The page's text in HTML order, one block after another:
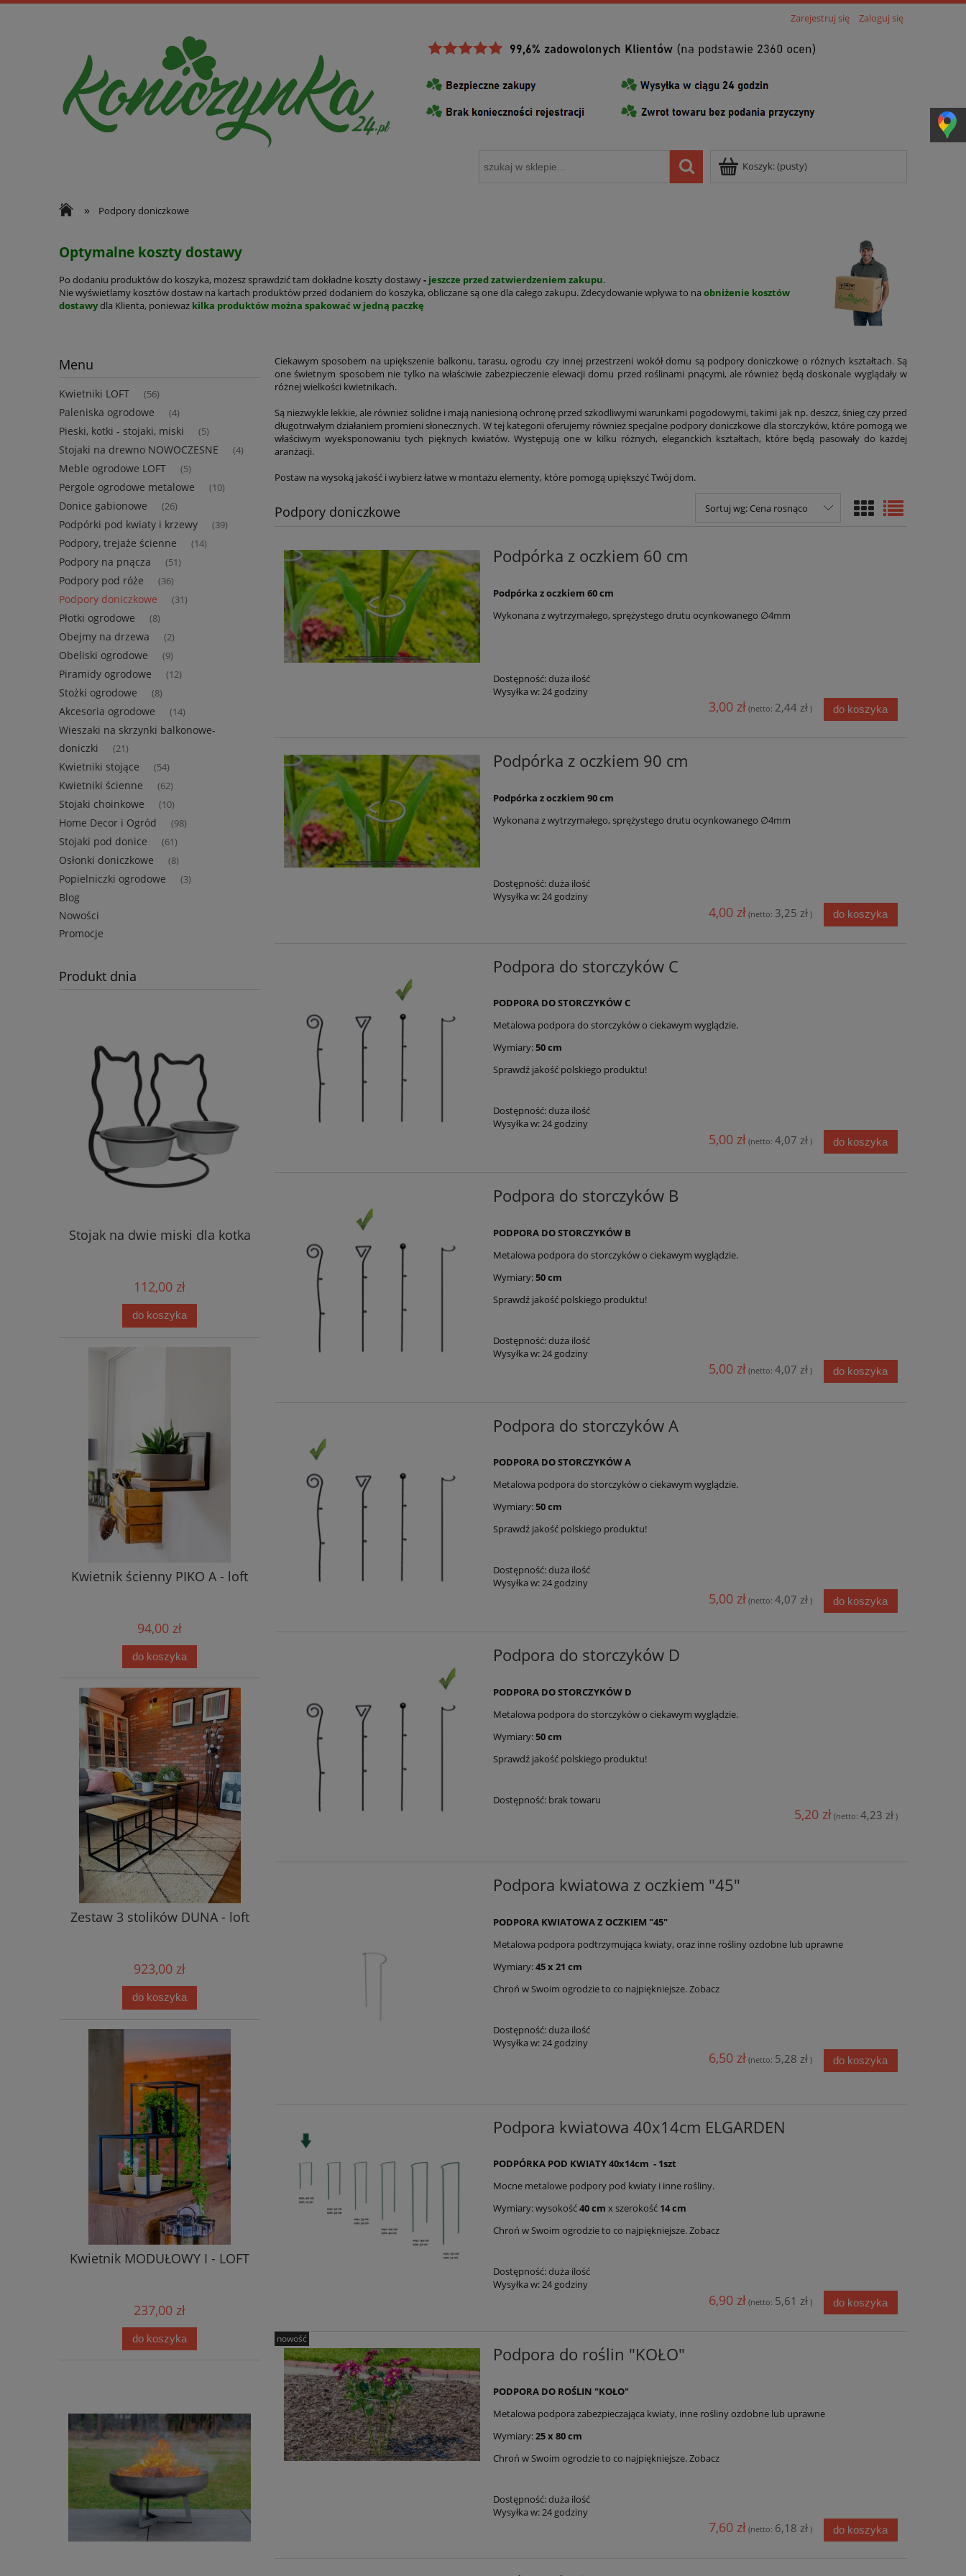
Zarejestruj się Zaloguj się
Koszyk:(pusty)
» Podpory doniczkowe
Optymalne koszty dostawy
Po dodaniu produktów do koszyka, możesz sprawdzić tam dokładne koszty dostawy- jeszcze przed zatwierdzeniem zakupu.
Nie wyświetlamy kosztów dostaw na kartach produktów przed dodaniem do koszyka, obliczane są one dla całego zakupu. Zdecydowanie wpływa to na obniżenie kosztów
dostawydla Klienta, ponieważ kilka produktów można spakować w jedną paczkę
Menu
Kwietniki LOFT (56)
Paleniska ogrodowe (4)
Pieski, kotki - stojaki, miski (5)
Stojaki na drewno NOWOCZESNE (4)
Meble ogrodowe LOFT (5)
Pergole ogrodowe metalowe (10)
Donice gabionowe (26)
Podpórki pod kwiaty i krzewy (39)
Podpory, trejaże ścienne (14)
Podpory na pnącza (51)
Podpory pod róże (36)
Podpory doniczkowe (31)
Płotki ogrodowe (8)
Obejmy na drzewa (2)
Obeliski ogrodowe (9)
Piramidy ogrodowe (12)
Stożki ogrodowe (8)
Akcesoria ogrodowe (14)
Wieszaki na skrzynki balkonowe-
doniczki
(21)
Kwietniki stojące (54)
Kwietniki ścienne (62)
Stojaki choinkowe (10)
Home Decor i Ogród (98)
Stojaki pod donice (61)
Osłonki doniczkowe (8)
Popielniczki ogrodowe (3)
Blog
Nowości
Promocje
Produkt dnia
Stojak na dwie miski dla kotka
112,00 zł
do koszyka
Kwietnik ścienny PIKO A - loft
94,00 zł
do koszyka
Zestaw 3 stolików DUNA - loft
923,00 zł
do koszyka
Kwietnik MODUŁOWY I - LOFT
237,00 zł
do koszyka
Ciekawym sposobem na upiększenie balkonu, tarasu, ogrodu czy innej przestrzeni wokół domu są podpory doniczkowe o różnych kształtach. Są
one świetnym sposobem nie tylko na właściwie zabezpieczenie elewacji domu przed roślinami pnącymi, ale również będą doskonale wyglądały w
różnej wielkości kwietnikach.
Są niezwykle lekkie, ale również solidne i mają naniesioną ochronę przed szkodliwymi warunkami pogodowymi, takimi jak np. deszcz, śnieg czy przed
długotrwałym działaniem promieni słonecznych. W tej kategorii oferujemy również specjalne podpory doniczkowe dla storczyków, które pomogą we
właściwym wyeksponowaniu tych pięknych kwiatów. Występują one w kilku różnych, eleganckich kształtach, które będą pasowały do każdej
aranżacji.
Postaw na wysoką jakość i wybierz łatwe w montażu elementy, które pomogą upiększyć Twój dom.
Podpory doniczkowe Sortuj wg: Cena rosnąco
Podpórka z oczkiem 60 cm
Podpórka z oczkiem 60 cm
Wykonana z wytrzymałego, sprężystego drutu ocynkowanego ∅4mm
Dostępność:duża ilość
Wysyłka w:24 godziny
3,00 zł (netto: 2,44 zł) do koszyka
Podpórka z oczkiem 90 cm
Podpórka z oczkiem 90 cm
Wykonana z wytrzymałego, sprężystego drutu ocynkowanego ∅4mm
Dostępność:duża ilość
Wysyłka w:24 godziny
4,00 zł (netto: 3,25 zł) do koszyka
Podpora do storczyków C
PODPORA DO STORCZYKÓW C
Metalowa podpora do storczyków o ciekawym wyglądzie.
Wymiary:50 cm
Sprawdź jakość polskiego produktu!
Dostępność:duża ilość
Wysyłka w:24 godziny
5,00 zł (netto: 4,07 zł) do koszyka
Podpora do storczyków B
PODPORA DO STORCZYKÓW B
Metalowa podpora do storczyków o ciekawym wyglądzie.
Wymiary:50 cm
Sprawdź jakość polskiego produktu!
Dostępność:duża ilość
Wysyłka w:24 godziny
5,00 zł (netto: 4,07 zł) do koszyka
Podpora do storczyków A
PODPORA DO STORCZYKÓW A
Metalowa podpora do storczyków o ciekawym wyglądzie.
Wymiary:50 cm
Sprawdź jakość polskiego produktu!
Dostępność:duża ilość
Wysyłka w:24 godziny
5,00 zł (netto: 4,07 zł) do koszyka
Podpora do storczyków D
PODPORA DO STORCZYKÓW D
Metalowa podpora do storczyków o ciekawym wyglądzie.
Wymiary:50 cm
Sprawdź jakość polskiego produktu!
Dostępność: brak towaru
5,20 zł (netto: 4,23 zł)
Podpora kwiatowa z oczkiem "45"
PODPORA KWIATOWA Z OCZKIEM "45"
Metalowa podpora podtrzymująca kwiaty, oraz inne rośliny ozdobne lub uprawne
Wymiary:45 x 21 cm
Chroń w Swoim ogrodzie to co najpiękniejsze. Zobacz
Dostępność:duża ilość
Wysyłka w: 24 godziny
6,50 zł (netto: 5,28 zł) do koszyka
Podpora kwiatowa 40x14cm ELGARDEN
PODPÓRKA POD KWIATY 40x14cm - 1szt
Mocne metalowe podpory pod kwiaty i inne rośliny.
Wymiary: wysokość40 cm x szerokość14 cm
Chroń w Swoim ogrodzie to co najpiękniejsze. Zobacz
Dostępność:duża ilość
Wysyłka w:24 godziny
6,90 zł (netto: 5,61 zł) do koszyka
Podpora do roślin "KOŁO"
PODPORA DO ROŚLIN "KOŁO"
Metalowa podpora zabezpieczająca kwiaty, inne rośliny ozdobne lub uprawne
Wymiary:25 x 80 cm
Chroń w Swoim ogrodzie to co najpiękniejsze. Zobacz
Dostępność:duża ilość
Wysyłka w:24 godziny
7,60 zł (netto: 6,18 zł) do koszyka
nowość